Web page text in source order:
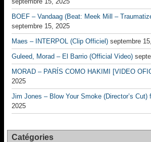
BOEF – Vandaag (Beat: Meek Mill –
septembre 15, 2025
Maes – INTERPOL (Clip Officiel) septembre
Guleed, Morad – El Barrio (Official Video)
MORAD – PARÍS COMO HAKIMI [VIDEO
2025
Jim Jones – Blow Your Smoke (Director’s Cut)
2025
Catégories